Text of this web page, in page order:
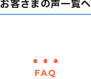
お客さまの声一覧へ
FAQ